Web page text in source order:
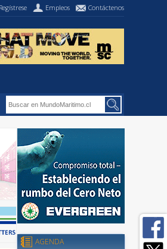
Regístrese Empleos Contáctenos
AGENDA